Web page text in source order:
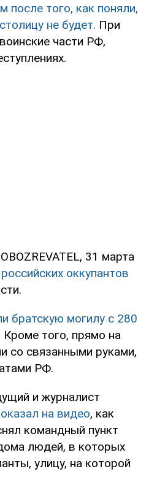
после того, как поняли,
не будет. При
части РФ,
31 марта
оккупантов
братскую могилу с 280
Кроме того, прямо на
со связанными руками,
РФ.
и журналист
на видео, как
командный пункт
людей, в которых
улицу, на которой